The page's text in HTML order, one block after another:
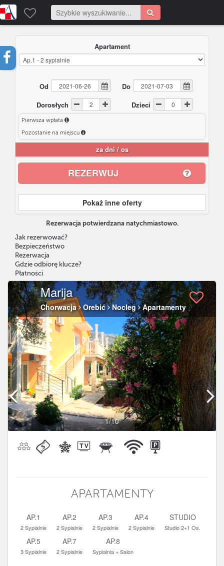
Apartament
Od
Do
Dorosłych
Dzieci
Pierwsza wpłata
Pozostanie na miejscu
zadni /os
REZERWUJ
Pokaż inne oferty
Rezerwacja potwierdzana natychmiastowo.
Jak rezerwować?
Bezpieczeństwo
Rezerwacja
Gdzie odbiorę klucze?
Płatności
Marija
Chorwacja Orebić Nocleg Apartamenty
1/10
APARTAMENTY
AP.1
2 Sypialnie
AP.2
2 Sypialnie
AP.3
2 Sypialnie
AP.4
2 Sypialnie
STUDIO
Studio 2+1 Os.
AP.5
3 Sypialnie
AP.7
2 Sypialnie
AP.8
Sypialnia + Salon